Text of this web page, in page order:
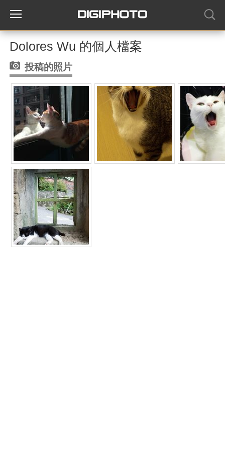
Dolores Wu 的個人檔案
投稿的照片